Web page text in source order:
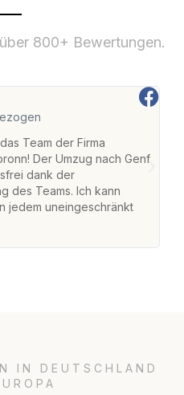
800+ Bewertungen.
Team der Firma
Der Umzug nach Genf
dank der
des Teams. Ich kann
jedem uneingeschränkt
IN DEUTSCHLAND